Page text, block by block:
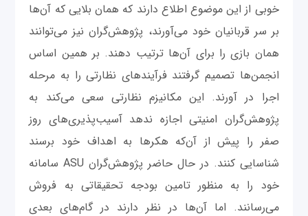
خوبی از این موضوع اطلاع دارند که همان بلایی که آن‌ها
بر سر قربانیان خود می‌آورند، پژوهش‌گران نیز می‌توانند
همان بازی را برای آن‌ها ترتیب دهند. بر همین اساس
انجمن‌ها تصمیم گرفتند فرآیند‌های نظارتی را به مرحله
اجرا در آورند. این مکانیزم نظارتی سعی می‌کند به
پژوهش‌گران امنیتی اجازه ندهد آسیب‌پذیری‌های روز
صفر را پیش از آن‌که هکرها به اهداف خود برسند
شناسایی کنند. در حال حاضر پژوهش‌گران ASU سامانه
خود را به منظور تامین بودجه تحقیقاتی به فروش
می‌رسانند. اما آن‌ها در نظر دارند در گام‌های بعدی